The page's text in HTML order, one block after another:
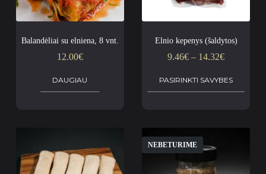
Balandėliai su elniena, 8 vnt.
12.00€
DAUGIAU
Elnio kepenys (šaldytos)
9.46€ – 14.32€
PASIRINKTI SAVYBES
NEBETURIME